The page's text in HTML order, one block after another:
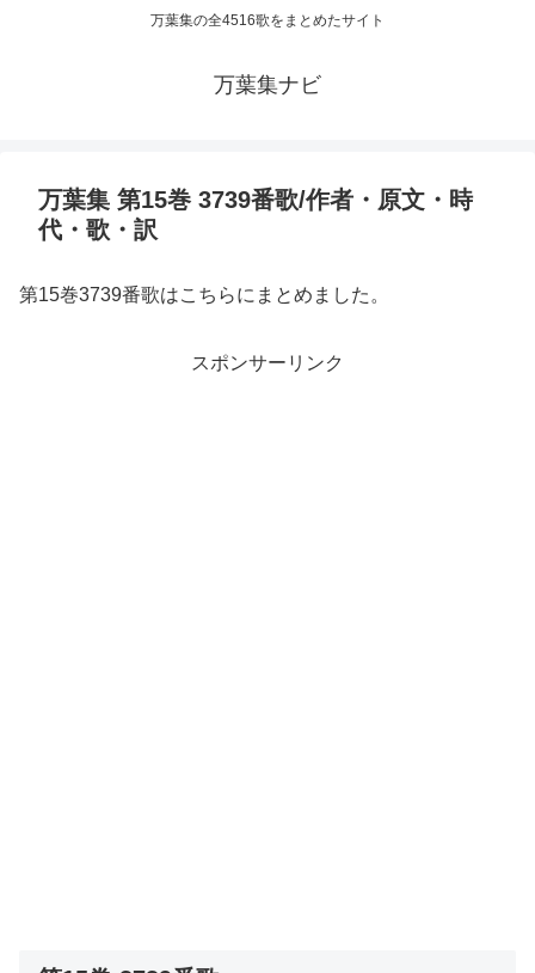
万葉集の全4516歌をまとめたサイト
万葉集ナビ
万葉集 第15巻 3739番歌/作者・原文・時
代・歌・訳
第15巻3739番歌はこちらにまとめました。
スポンサーリンク